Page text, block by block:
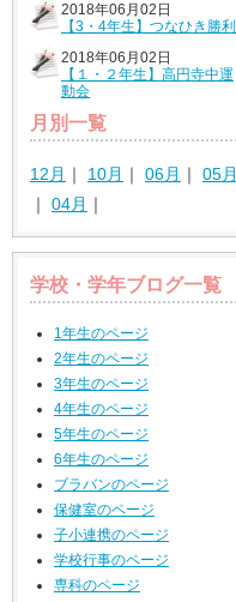
2018年06月02日
【3・4年生】つなひき勝利
2018年06月02日
【１・２年生】高円寺中運
動会
月別一覧
12月 ｜ 10月 ｜ 06月 ｜ 05月
｜ 04月 ｜
学校・学年ブログ一覧
1年生のページ
2年生のページ
3年生のページ
4年生のページ
5年生のページ
6年生のページ
ブラバンのページ
保健室のページ
子小連携のページ
学校行事のページ
専科のページ